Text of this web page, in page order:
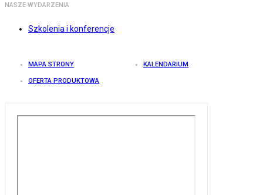
NASZE WYDARZENIA
Szkolenia i konferencje
MAPA STRONY KALENDARIUM
OFERTA PRODUKTOWA